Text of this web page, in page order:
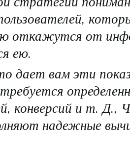
откажутся от
ею.
дает вам эти
конверсий и т.
надежные